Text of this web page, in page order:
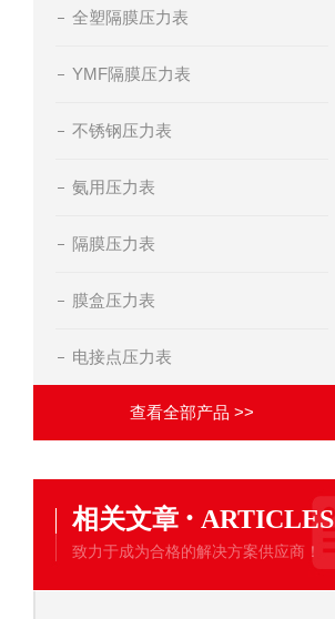
全塑隔膜压力表
YMF隔膜压力表
不锈钢压力表
氨用压力表
隔膜压力表
膜盒压力表
电接点压力表
查看全部产品 >>
相关文章 · ARTICLES
致力于成为合格的解决方案供应商！